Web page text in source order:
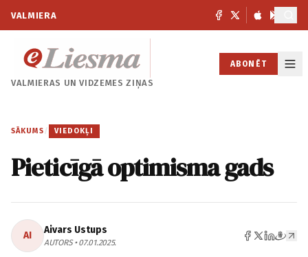
VALMIERA
VALMIERAS UNVIDZEMES ZIŅAS
ABONĒT
SĀKUMS / VIEDOKĻI
Pieticīgā optimisma gads
AI Aivars Ustups
AUTORS • 07.01.2025.